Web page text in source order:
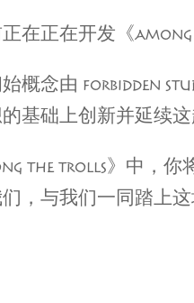
在正在开发《
概念由 FORBIDDEN
基础上创新并延续这
THE TROLLS》
，与我们一同踏上这